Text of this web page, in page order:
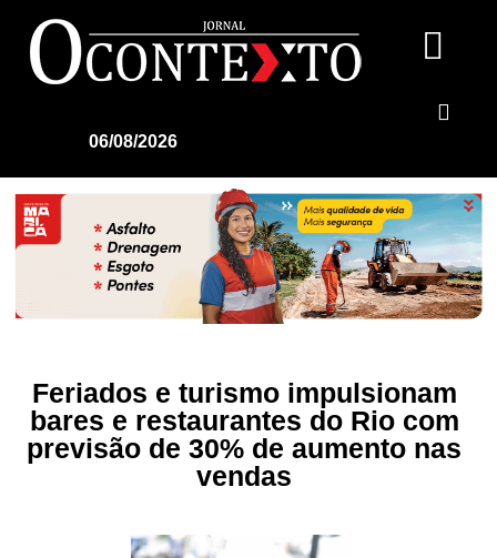
06/08/2026
Feriados e turismo impulsionam
bares e restaurantes do Rio com
previsão de 30% de aumento nas
vendas